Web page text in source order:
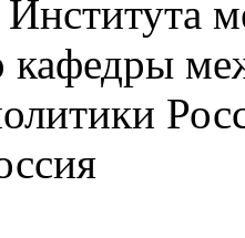
Института
кафедры